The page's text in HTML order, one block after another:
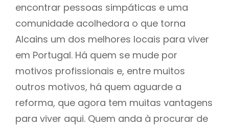
encontrar pessoas simpáticas e uma
comunidade acolhedora o que torna
Alcains um dos melhores locais para viver
em Portugal. Há quem se mude por
motivos profissionais e, entre muitos
outros motivos, há quem aguarde a
reforma, que agora tem muitas vantagens
para viver aqui. Quem anda à procurar de